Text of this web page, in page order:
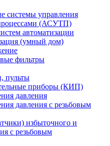
системы управления
(АСУТП)
автоматизации
(умный дом)
фильтры
пульты
приборы (КИП)
давления
давления с резьбовым
избыточного и
с резьбовым